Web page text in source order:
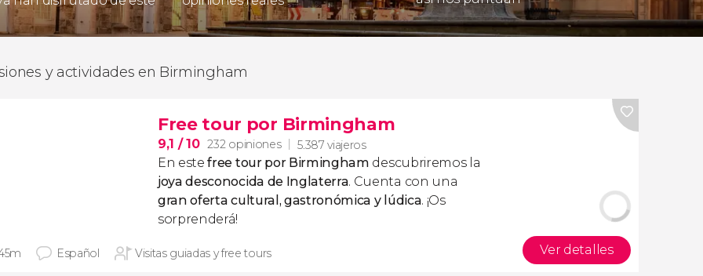
y actividades en Birmingham
Free tour por Birmingham
9,1 / 10 232 opiniones 5.387 viajeros
En estefree tour por Birmingham descubriremos la
joya desconocida de Inglaterra. Cuenta con una
gran oferta cultural, gastronómica y lúdica. ¡Os
sorprenderá!
Español Visitas guiadas y free tours Ver detalles